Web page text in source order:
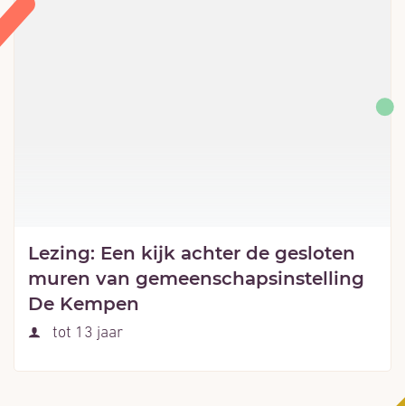
Lezing: Een kijk achter de gesloten
muren van gemeenschapsinstelling
De Kempen
Leeftijd
tot 13 jaar